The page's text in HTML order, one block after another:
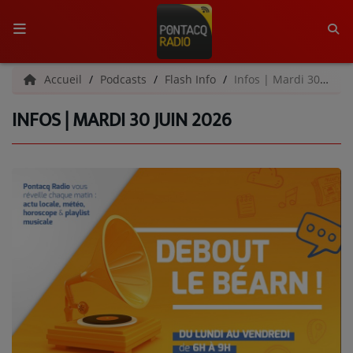
ACCUEIL
RADIO
L'ÉQUIPE
GRILLE DES PROGRAMMES
C'ÉTAIT QUOI CE TITRE ?
MÉDIAS
PODCASTS - SAISON 2026/2027
Accueil Podcasts Flash Info Infos | Mardi 30 juin 2026
INFOS | MARDI 30 JUIN 2026